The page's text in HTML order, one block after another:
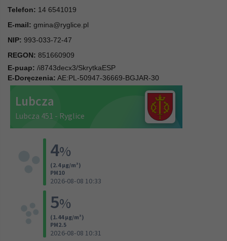
Telefon: 14 6541019
E-mail: gmina@ryglice.pl
NIP: 993-033-72-47
REGON: 851660909
E-puap: /i8743decx3/SkrytkaESP
E-Doręczenia: AE:PL-50947-36669-BGJAR-30